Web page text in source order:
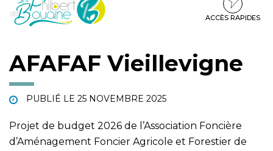
contenu
pied
ACCÈS RAPIDES
AFAFAF Vieillevigne
PUBLIÉ LE 25 NOVEMBRE 2025
Projet de budget 2026 de l’Association Foncière
d’Aménagement Foncier Agricole et Forestier de